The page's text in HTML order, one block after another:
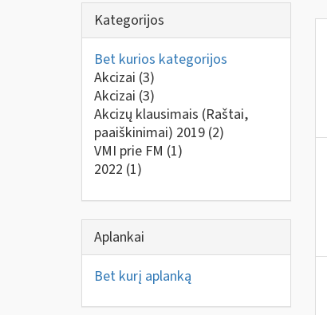
Kategorijos
Bet kurios kategorijos
Akcizai (3)
Akcizai (3)
Akcizų klausimais (Raštai,
paaiškinimai) 2019 (2)
VMI prie FM (1)
2022 (1)
Aplankai
Bet kurį aplanką